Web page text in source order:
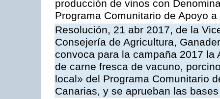
producción de vinos con
Programa Comunitario de Apoyo
Resolución, 21 abr 2017, de la
Consejería de Agricultura,
convoca para la campaña 2017
de carne fresca de vacuno,
local» del Programa Comunitario
Canarias, y se aprueban las